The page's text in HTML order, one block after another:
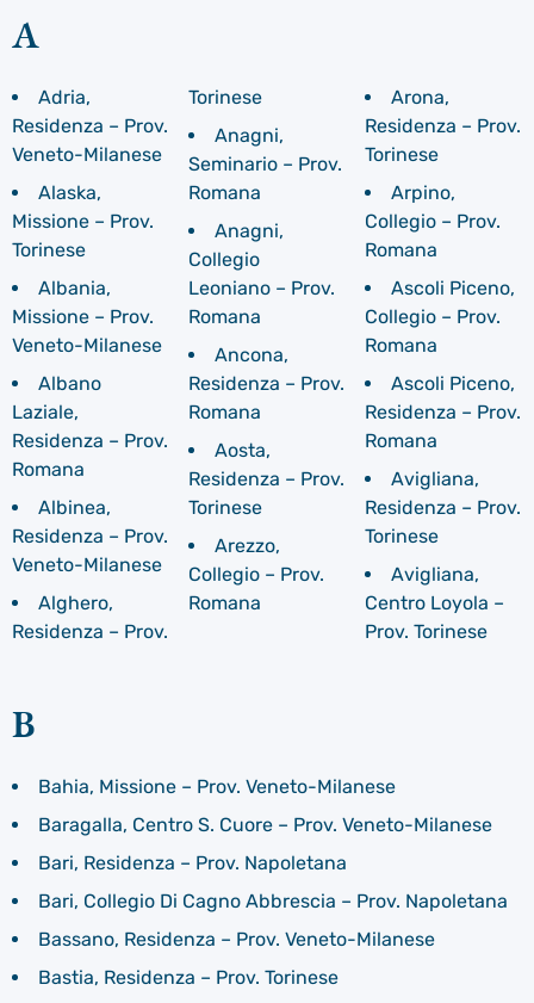
A
Adria,
Residenza – Prov.
Veneto-Milanese
Alaska,
Missione – Prov.
Torinese
Albania,
Missione – Prov.
Veneto-Milanese
Albano
Laziale,
Residenza – Prov.
Romana
Albinea,
Residenza – Prov.
Veneto-Milanese
Alghero,
Residenza – Prov.
Torinese
Anagni,
Seminario – Prov.
Romana
Anagni,
Collegio
Leoniano – Prov.
Romana
Ancona,
Residenza – Prov.
Romana
Aosta,
Residenza – Prov.
Torinese
Arezzo,
Collegio – Prov.
Romana
Arona,
Residenza – Prov.
Torinese
Arpino,
Collegio – Prov.
Romana
Ascoli Piceno,
Collegio – Prov.
Romana
Ascoli Piceno,
Residenza – Prov.
Romana
Avigliana,
Residenza – Prov.
Torinese
Avigliana,
Centro Loyola –
Prov. Torinese
B
Bahia, Missione – Prov. Veneto-Milanese
Baragalla, Centro S. Cuore – Prov. Veneto-Milanese
Bari, Residenza – Prov. Napoletana
Bari, Collegio Di Cagno Abbrescia – Prov. Napoletana
Bassano, Residenza – Prov. Veneto-Milanese
Bastia, Residenza – Prov. Torinese